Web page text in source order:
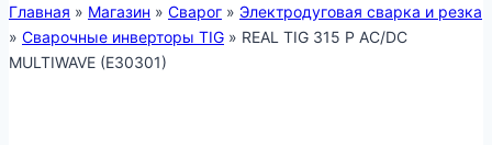
Главная » Магазин » Сварог » Электродуговая сварка и резка
» Сварочные инверторы TIG » REAL TIG 315 P AC/DC
MULTIWAVE (E30301)